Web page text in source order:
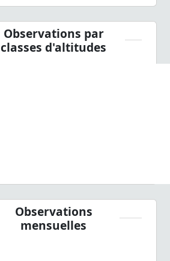
Observations par
classes d'altitudes
Observations
mensuelles